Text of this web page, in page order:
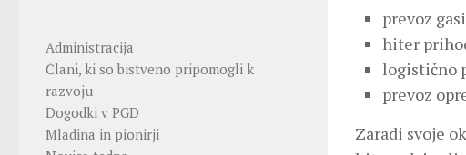
prevoz
hiter
logistično
prevoz
Zaradi svoje
Administracija
Člani, ki so bistveno pripomogli k
razvoju
Dogodki v PGD
Mladina in pionirji